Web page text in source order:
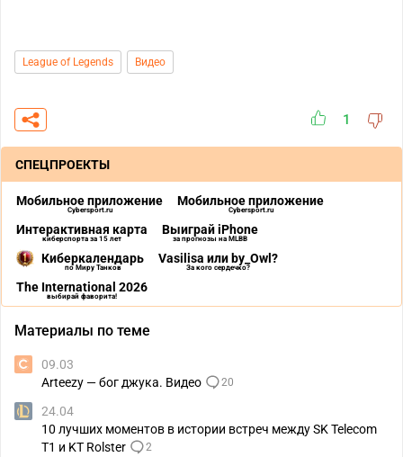
League of Legends Видео
1
СПЕЦПРОЕКТЫ
Мобильное приложение
Cybersport.ru
Мобильное приложение
Cybersport.ru
Интерактивная карта
киберспорта за 15 лет
Выиграй iPhone
за прогнозы на MLBB
Киберкалендарь
по Миру Танков
Vasilisa или by_Owl?
За кого сердечко?
The International 2026
выбирай фаворита!
Материалы по теме
09.03
Arteezy — бог джука. Видео
20
24.04
10 лучших моментов в истории встреч между SK Telecom
T1 и KT Rolster
2